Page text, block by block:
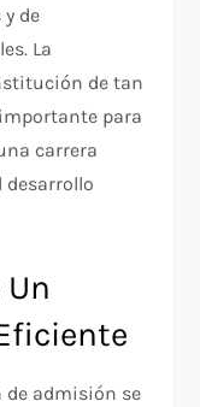
de
La
de tan
para
carrera
desarrollo
de admisión se